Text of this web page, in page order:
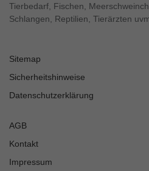
Tierbedarf, Fischen,
Schlangen, Reptilien, Tierärzten
Sitemap
Sicherheitshinweise
Datenschutzerklärung
AGB
Kontakt
Impressum